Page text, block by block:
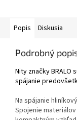
Popis Diskusia
Podrobný
Nity značky BRALO
spájanie
Na spájanie
Spojenie